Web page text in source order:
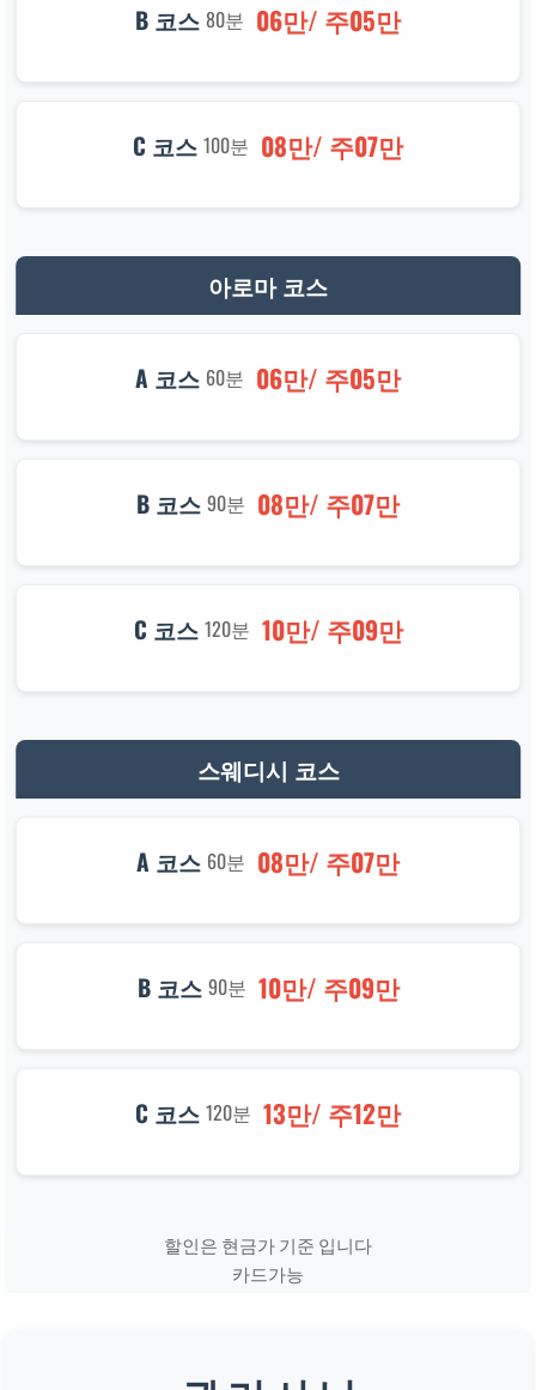
B 코스 80분 06만/ 주05만
C 코스 100분 08만/ 주07만
아로마 코스
A 코스 60분 06만/ 주05만
B 코스 90분 08만/ 주07만
C 코스 120분 10만/ 주09만
스웨디시 코스
A 코스 60분 08만/ 주07만
B 코스 90분 10만/ 주09만
C 코스 120분 13만/ 주12만
할인은 현금가 기준 입니다
카드가능